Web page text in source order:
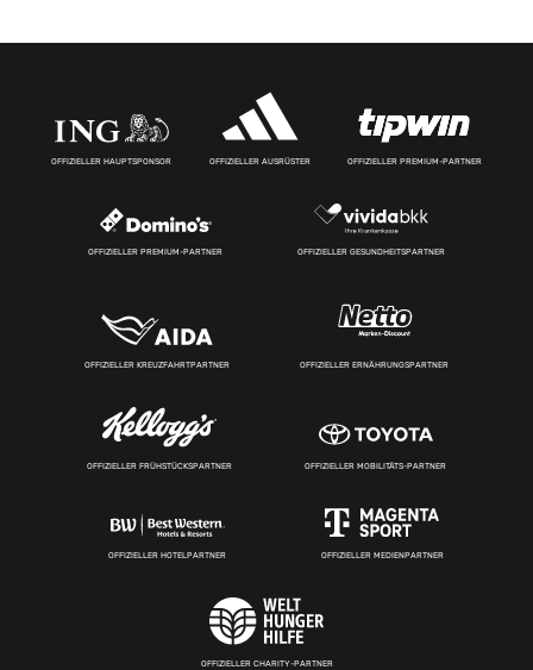
OFFIZIELLER HAUPTSPONSOR OFFIZIELLER AUSRÜSTER OFFIZIELLER PREMIUM-PARTNER
OFFIZIELLER PREMIUM-PARTNER OFFIZIELLER GESUNDHEITSPARTNER
OFFIZIELLER KREUZFAHRTPARTNER OFFIZIELLER ERNÄHRUNGSPARTNER
OFFIZIELLER FRÜHSTÜCKSPARTNER OFFIZIELLER MOBILITÄTS-PARTNER
OFFIZIELLER HOTELPARTNER OFFIZIELLER MEDIENPARTNER
OFFIZIELLER CHARITY-PARTNER